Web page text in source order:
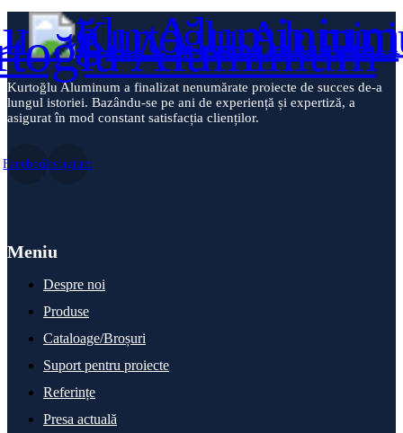
Kurtoğlu Aluminum a finalizat nenumărate proiecte de succes de-a
lungul istoriei. Bazându-se pe ani de experiență și expertiză, a
asigurat în mod constant satisfacția clienților.
FacebookInstagram
Meniu
Despre noi
Produse
Cataloage/Broșuri
Suport pentru proiecte
Referințe
Presa actuală